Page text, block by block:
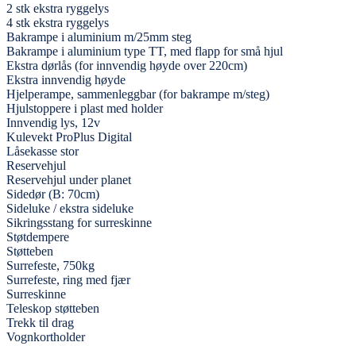
2 stk ekstra ryggelys
4 stk ekstra ryggelys
Bakrampe i aluminium m/25mm steg
Bakrampe i aluminium type TT, med flapp for små hjul
Ekstra dørlås (for innvendig høyde over 220cm)
Ekstra innvendig høyde
Hjelperampe, sammenleggbar (for bakrampe m/steg)
Hjulstoppere i plast med holder
Innvendig lys, 12v
Kulevekt ProPlus Digital
Låsekasse stor
Reservehjul
Reservehjul under planet
Sidedør (B: 70cm)
Sideluke / ekstra sideluke
Sikringsstang for surreskinne
Støtdempere
Støtteben
Surrefeste, 750kg
Surrefeste, ring med fjær
Surreskinne
Teleskop støtteben
Trekk til drag
Vognkortholder